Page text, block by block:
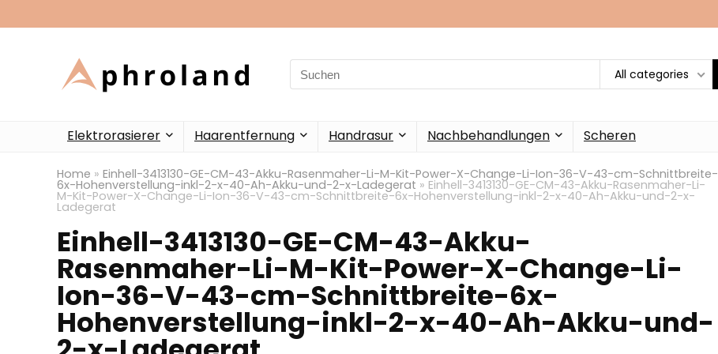
Search
for:
All categories
Elektrorasierer Haarentfernung Handrasur Nachbehandlungen Scheren
Home » Einhell-3413130-GE-CM-43-Akku-Rasenmaher-Li-M-Kit-Power-X-Change-Li-Ion-36-V-43-cm-Schnittbreite-
6x-Hohenverstellung-inkl-2-x-40-Ah-Akku-und-2-x-Ladegerat » Einhell-3413130-GE-CM-43-Akku-Rasenmaher-Li-
M-Kit-Power-X-Change-Li-Ion-36-V-43-cm-Schnittbreite-6x-Hohenverstellung-inkl-2-x-40-Ah-Akku-und-2-x-
Ladegerat
Einhell-3413130-GE-CM-43-Akku-
Rasenmaher-Li-M-Kit-Power-X-Change-Li-
Ion-36-V-43-cm-Schnittbreite-6x-
Hohenverstellung-inkl-2-x-40-Ah-Akku-und-